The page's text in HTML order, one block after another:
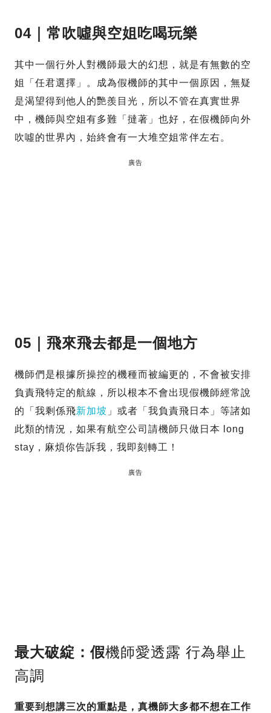
04｜常吹噓與空姐吃喝玩樂
其中一個行外人對機師最大的幻想，就是有無數的空
姐「任君選擇」。成為假機師的其中一個原因，無疑
是渴望得到他人的艷羨目光，所以不管在真實世界
中，機師與空姐有多難「撻著」也好，在假機師向外
吹噓的世界內，始終會有一大堆空姐常伴左右。
廣告
05｜飛來飛去都是一個地方
機師們是根據所操控的機種而被編更的，不會被安排
負責飛特定的航線，所以根本不會出現假機師經常說
的「我剩係飛新加坡 」或者「我負責飛日本」等諸如
此類的情況，如果有航空公司請機師只做日本 long
stay，麻煩你告訴我，我即刻轉工！
廣告
最大破綻：假機師愛透露 行為舉止
高調
重要到想講三次的重點是，真機師大多都不想在工作